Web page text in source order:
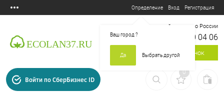
Определение
Ваш город?
Да Выбрать другой
Вход Регистрация
Бесплатный звонок по России
8 800 700 04 06
Заказать звонок
Войти по СберБизнес ID
0